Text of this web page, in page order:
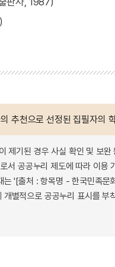
추천으로 선정된 집필자의
제기된 경우 사실 확인 및 보
서 공공누리 제도에 따라 이용
는 '[출처 : 항목명 - 한국민족문
별적으로 공공누리 표시를